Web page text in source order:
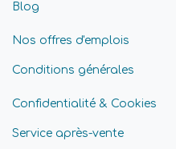
Blog
Nos offres d'emplois
Conditions générales
Confidentialité & Cookies
Service après-vente